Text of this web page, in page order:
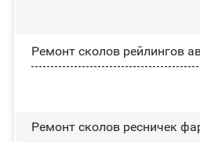
Ремонт сколов рейлингов
Ремонт сколов ресничек